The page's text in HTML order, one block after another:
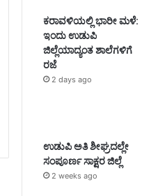
ಕರಾವಳಿಯಲ್ಲಿ ಭಾರೀ ಮಳೆ:
ಇಂದು ಉಡುಪಿ
ಜಿಲ್ಲೆಯಾದ್ಯಂತ ಶಾಲೆಗಳಿಗೆ
ರಜೆ
2 days ago
ಉಡುಪಿ ಅತಿ ಶೀಘ್ರದಲ್ಲೇ
ಸಂಪೂರ್ಣ ಸಾಕ್ಷರ ಜಿಲ್ಲೆ
2 weeks ago